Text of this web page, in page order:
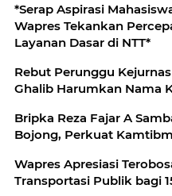
*Serap Aspirasi
Wapres Tekankan
Layanan Dasar di NTT*
Rebut Perunggu
Ghalib Harumkan Nama
Bripka Reza Fajar A
Bojong, Perkuat
Wapres Apresiasi
Transportasi Publik bagi